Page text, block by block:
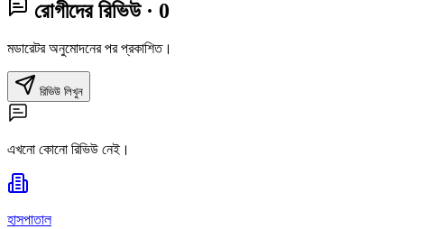
রোগীদের রিভিউ · 0
মডারেটর অনুমোদনের পর প্রকাশিত।
রিভিউ লিখুন
এখনো কোনো রিভিউ নেই।
হাসপাতাল